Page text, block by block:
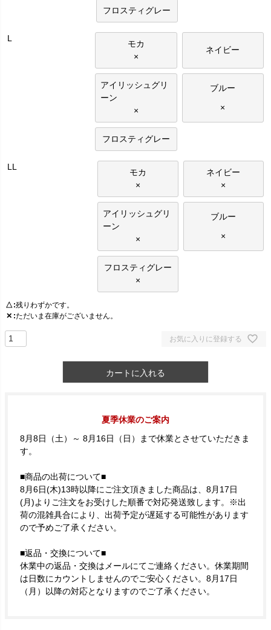
フロスティグレー
L
モカ
×
ネイビー
アイリッシュグリ
ーン
×
ブルー
×
フロスティグレー
LL
モカ
×
ネイビー
×
アイリッシュグリ
ーン
×
ブルー
×
フロスティグレー
×
△ 残りわずかです。
✕ ただいま在庫がございません。
お気に入りに登録する
カートに入れる
夏季休業のご案内
8月8日（土）～ 8月16日（日）まで休業とさせていただきま
す。
■商品の出荷について■
8月6日(木)13時以降にご注文頂きました商品は、8月17日
(月)よりご注文をお受けした順番で対応発送致します。※出
荷の混雑具合により、出荷予定が遅延する可能性があります
ので予めご了承ください。
■返品・交換について■
休業中の返品・交換はメールにてご連絡ください。休業期間
は日数にカウントしませんのでご安心ください。8月17日
（月）以降の対応となりますのでご了承ください。